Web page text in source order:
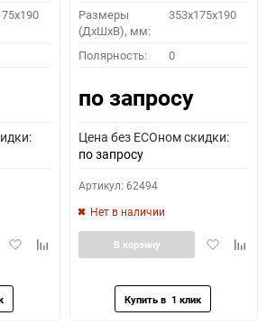
ДобавитьДобавить
Размеры
(ДхШхВ), мм:
353x175x190
Полярность: 0
по запросу
Цена без ECOном скидки:
по запросу
Артикул: 62494
Нет в наличии
Добавить
В корзину